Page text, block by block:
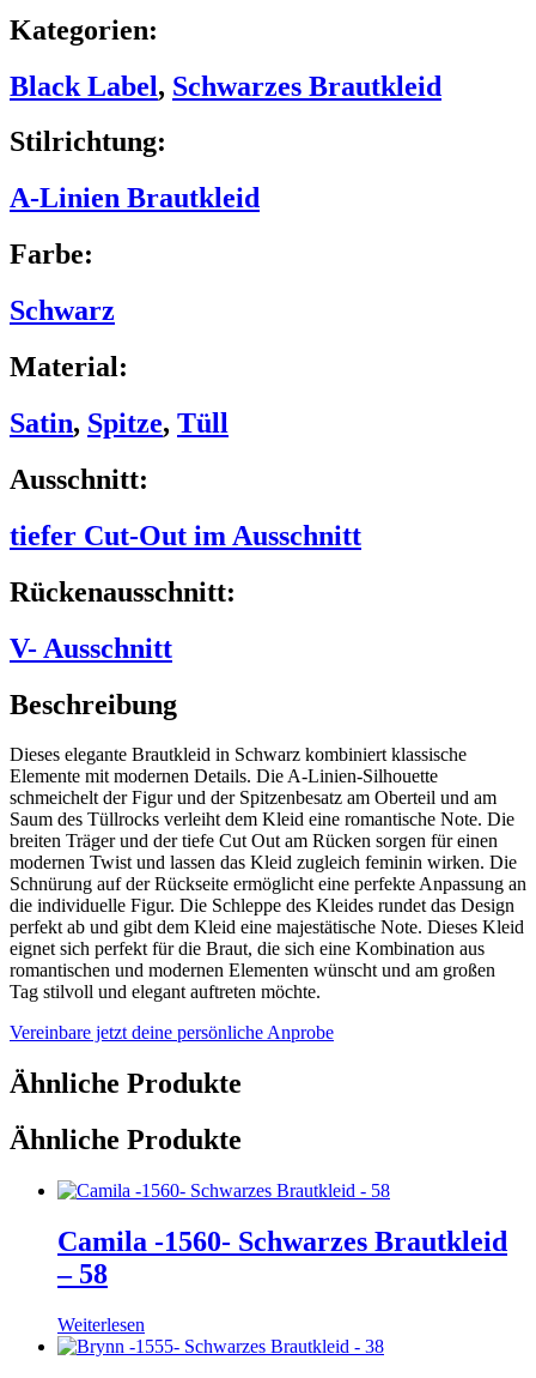
Kategorien:
Black Label, Schwarzes Brautkleid
Stilrichtung:
A-Linien Brautkleid
Farbe:
Schwarz
Material:
Satin, Spitze, Tüll
Ausschnitt:
tiefer Cut-Out im Ausschnitt
Rückenausschnitt:
V- Ausschnitt
Beschreibung
Dieses elegante Brautkleid in Schwarz kombiniert klassische
Elemente mit modernen Details. Die A-Linien-Silhouette
schmeichelt der Figur und der Spitzenbesatz am Oberteil und am
Saum des Tüllrocks verleiht dem Kleid eine romantische Note. Die
breiten Träger und der tiefe Cut Out am Rücken sorgen für einen
modernen Twist und lassen das Kleid zugleich feminin wirken. Die
Schnürung auf der Rückseite ermöglicht eine perfekte Anpassung an
die individuelle Figur. Die Schleppe des Kleides rundet das Design
perfekt ab und gibt dem Kleid eine majestätische Note. Dieses Kleid
eignet sich perfekt für die Braut, die sich eine Kombination aus
romantischen und modernen Elementen wünscht und am großen
Tag stilvoll und elegant auftreten möchte.
Vereinbare jetzt deine persönliche Anprobe
Ähnliche Produkte
Ähnliche Produkte
Camila -1560- Schwarzes Brautkleid
– 58
Weiterlesen